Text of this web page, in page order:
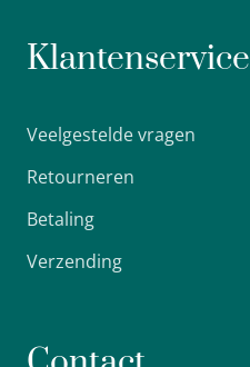
Klantenservice
Veelgestelde vragen
Retourneren
Betaling
Verzending